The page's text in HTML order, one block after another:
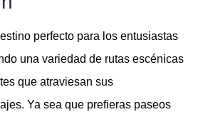
perfecto para los entusiastas
una variedad de rutas escénicas
que atraviesan sus
Ya sea que prefieras paseos